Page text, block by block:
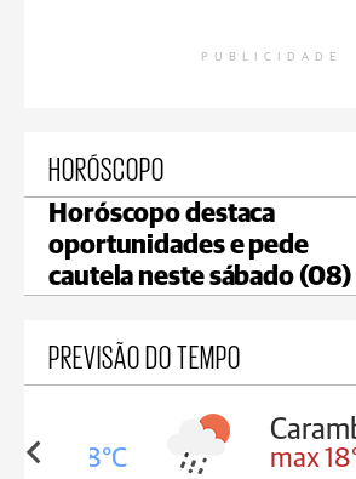
PUBLICIDADE
HORÓSCOPO
Horóscopo destaca
oportunidades e pede
cautela neste sábado (08)
PREVISÃO DO TEMPO
18°C
Carambeí
max 18°C